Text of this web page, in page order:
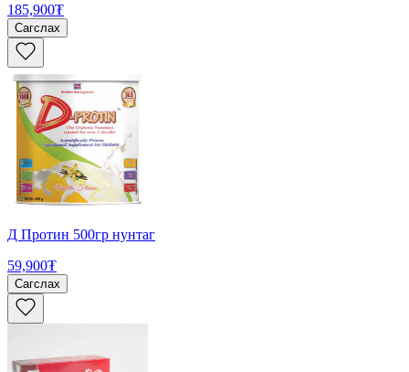
185,900₮
Сагслах
Д Протин 500гр нунтаг
59,900₮
Сагслах